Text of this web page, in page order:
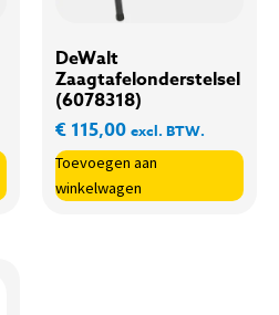
DeWalt
Zaagtafelonderstelsel
(6078318)
€ 115,00 excl. BTW.
Toevoegen aan
winkelwagen